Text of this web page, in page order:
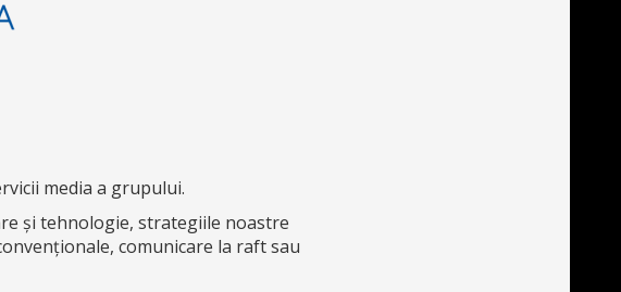
media a grupului.
și tehnologie, strategiile noastre
comunicare la raft sau